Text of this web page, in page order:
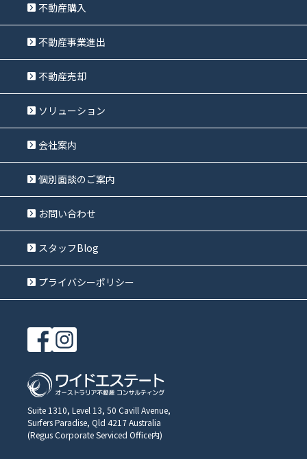
不動産購入
不動産事業進出
不動産売却
ソリューション
会社案内
個別面談のご案内
お問い合わせ
スタッフBlog
プライバシーポリシー
Suite 1310, Level 13, 50 Cavill Avenue,
Surfers Paradise, Qld 4217 Australia
(Regus Corporate Serviced Office内)